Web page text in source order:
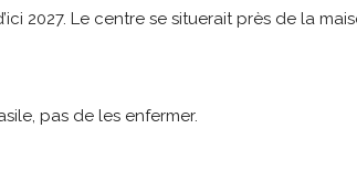
2027. Le centre se situerait près de la
pas de les enfermer.